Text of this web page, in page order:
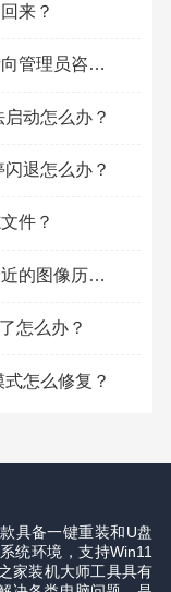
来？
Win11你的账户已被停用请向管理员咨询怎么办？
动怎么办？
退怎么办？
件？
Win11怎么清除桌面背景最近的图像历史记录？
怎么办？
怎么修复？
具备一键重装和U盘
统环境，支持Win11
家装机大师工具具有